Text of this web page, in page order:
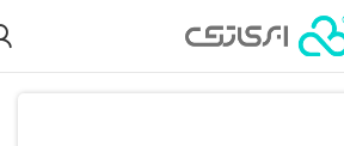
دست دوم